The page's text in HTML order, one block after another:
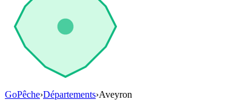
GoPêche›Départements›Aveyron